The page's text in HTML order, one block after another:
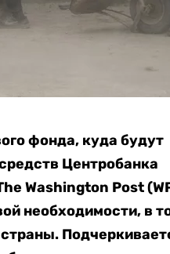
фонда, куда будут
Центробанка
Washington Post
необходимости, в